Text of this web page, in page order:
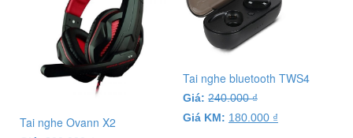
Tai nghe Ovann X2
Tai nghe bluetooth TWS4
Giá: 240.000₫
Giá KM: 180.000 ₫